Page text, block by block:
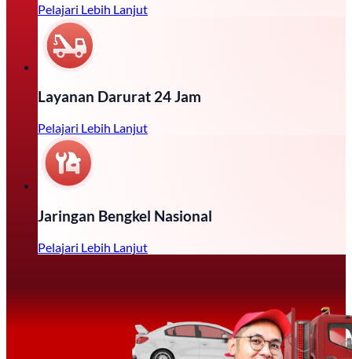
Pelajari Lebih Lanjut
Layanan Darurat 24 Jam
Pelajari Lebih Lanjut
Jaringan Bengkel Nasional
Pelajari Lebih Lanjut